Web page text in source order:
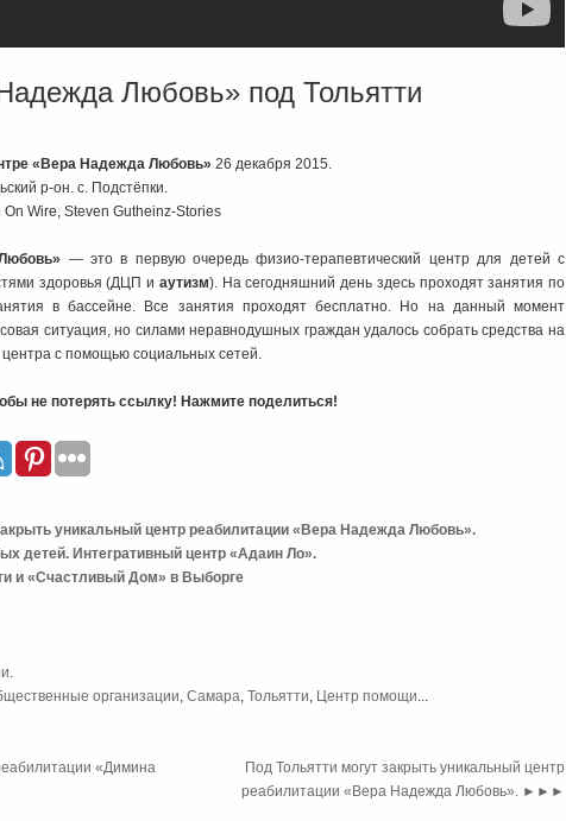
Любовь» под Тольятти
«Вера Надежда Любовь» 26 декабря 2015.
р-он. с. Подстёпки.
Wire, Steven Gutheinz-Stories
— это в первую очередь физио-терапевтический центр для детей с
здоровья (ДЦП и аутизм). На сегодняшний день здесь проходят занятия по
в бассейне. Все занятия проходят бесплатно. Но на данный момент
ситуация, но силами неравнодушных граждан удалось собрать средства на
с помощью социальных сетей.
не потерять ссылку! Нажмите поделиться!
уникальный центр реабилитации «Вера Надежда Любовь».
детей. Интегративный центр «Адаин Ло».
и «Счастливый Дом» в Выборге
.
организации, Самара, Тольятти, Центр помощи...
«Димина
Под Тольятти могут закрыть уникальный центр
реабилитации «Вера Надежда Любовь». ►►►